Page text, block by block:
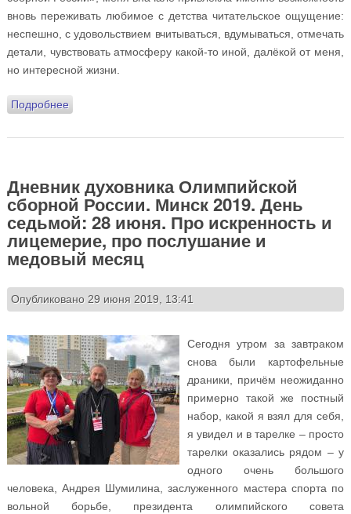
вновь переживать любимое с детства читательское ощущение:
неспешно, с удовольствием вчитываться, вдумываться, отмечать
детали, чувствовать атмосферу какой-то иной, далёкой от меня,
но интересной жизни.
Подробнеео Дневник духовника Олимпийской сборной России.
сборы, волонтёрские истории и Свято-
Дневник духовника Олимпийской
сборной России. Минск 2019. День
седьмой: 28 июня. Про искренность и
лицемерие, про послушание и
медовый месяц
Опубликовано 29 июня 2019, 13:41
Сегодня утром за завтраком
снова были картофельные
драники, причём неожиданно
примерно такой же постный
набор, какой я взял для себя,
я увидел и в тарелке – просто
тарелки оказались рядом – у
одного очень большого
человека, Андрея Шумилина, заслуженного мастера спорта по
вольной борьбе, президента олимпийского совета